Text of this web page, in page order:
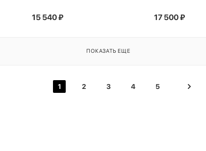
15 540₽ 17 500₽
ПОКАЗАТЬ ЕЩЕ
1 2 3 4 5